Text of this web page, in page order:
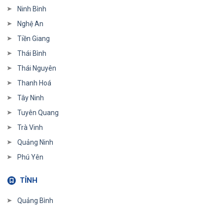
Ninh Bình
Nghệ An
Tiền Giang
Thái Bình
Thái Nguyên
Thanh Hoá
Tây Ninh
Tuyên Quang
Trà Vinh
Quảng Ninh
Phú Yên
TỈNH
Quảng Bình